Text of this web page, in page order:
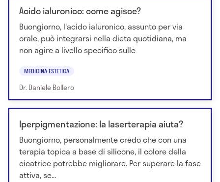
Acido ialuronico: come agisce?
Buongiorno, l'acido ialuronico, assunto per via
orale, può integrarsi nella dieta quotidiana, ma
non agire a livello specifico sulle
MEDICINA ESTETICA
Dr. Daniele Bollero
Iperpigmentazione: la laserterapia aiuta?
Buongiorno, personalmente credo che con una
terapia topica a base di silicone, il colore della
cicatrice potrebbe migliorare. Per superare la fase
attiva, se...